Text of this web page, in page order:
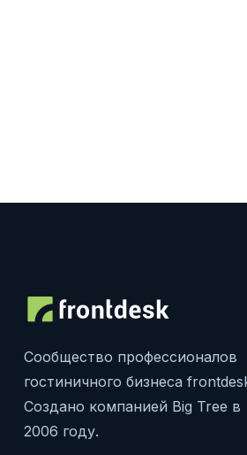
Сообщество профессионалов
гостиничного бизнеса
Создано компанией Big Tree в
2006 году.